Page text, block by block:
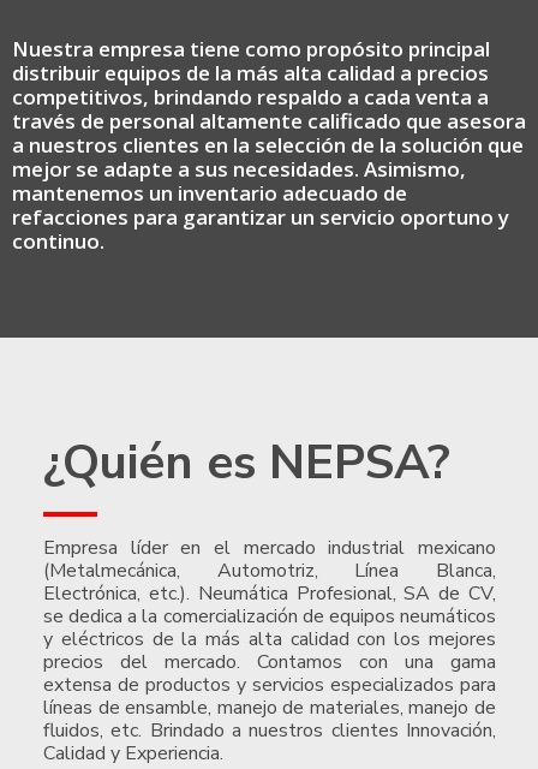
Nuestra empresa tiene como propósito principal
distribuir equipos de la más alta calidad a precios
competitivos, brindando respaldo a cada venta a
través de personal altamente calificado que asesora
a nuestros clientes en la selección de la solución que
mejor se adapte a sus necesidades. Asimismo,
mantenemos un inventario adecuado de
refacciones para garantizar un servicio oportuno y
continuo.
¿Quién es NEPSA?
Empresa líder en el mercado industrial mexicano
(Metalmecánica, Automotriz, Línea Blanca,
Electrónica, etc.). Neumática Profesional, SA de CV,
se dedica a la comercialización de equipos neumáticos
y eléctricos de la más alta calidad con los mejores
precios del mercado. Contamos con una gama
extensa de productos y servicios especializados para
líneas de ensamble, manejo de materiales, manejo de
fluidos, etc. Brindado a nuestros clientes Innovación,
Calidad y Experiencia.